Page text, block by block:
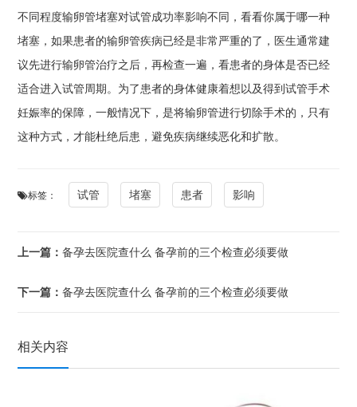
不同程度输卵管堵塞对试管成功率影响不同，看看你属于哪一种
堵塞，如果患者的输卵管疾病已经是非常严重的了，医生通常建
议先进行输卵管治疗之后，再检查一遍，看患者的身体是否已经
适合进入试管周期。为了患者的身体健康着想以及得到试管手术
妊娠率的保障，一般情况下，是将输卵管进行切除手术的，只有
这种方式，才能杜绝后患，避免疾病继续恶化和扩散。
标签： 试管 堵塞 患者 影响
上一篇：备孕去医院查什么 备孕前的三个检查必须要做
下一篇：备孕去医院查什么 备孕前的三个检查必须要做
相关内容